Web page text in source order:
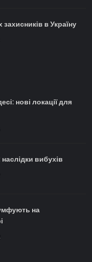
в Україну
нові локації для
вибухів
на